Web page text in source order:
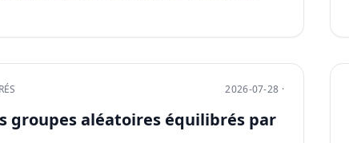
2026-07-28 ·
groupes aléatoires équilibrés par